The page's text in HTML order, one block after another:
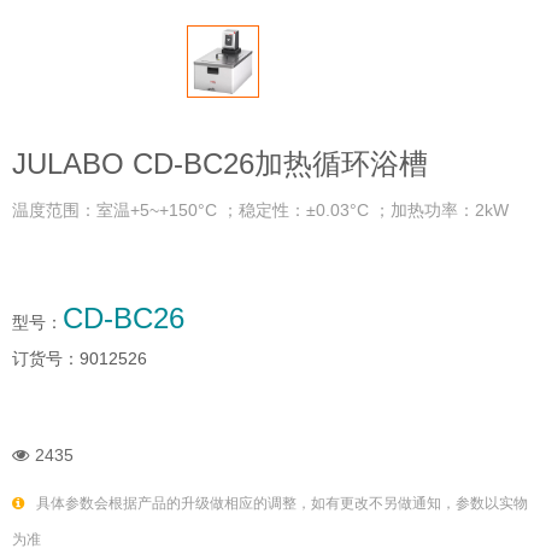
JULABO CD-BC26加热循环浴槽
温度范围：室温+5~+150°C ；稳定性：±0.03°C ；加热功率：2kW
型号： CD-BC26
订货号： 9012526
2435
具体参数会根据产品的升级做相应的调整，如有更改不另做通知，参数以实物
为准